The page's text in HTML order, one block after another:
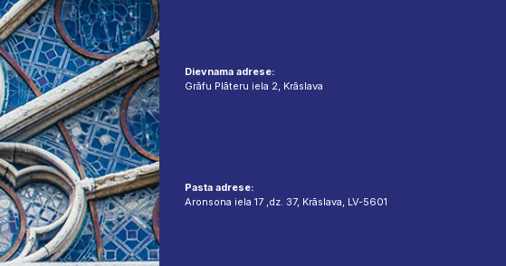
Dievnama adrese:
Grāfu Plāteru iela 2, Krāslava
Pasta adrese:
Aronsona iela 17 ,dz. 37, Krāslava, LV-5601